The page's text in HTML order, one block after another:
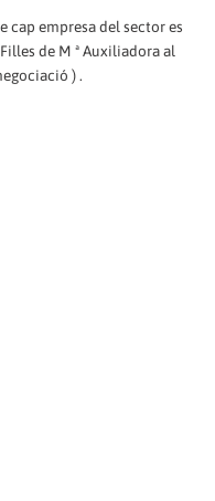
cap empresa del sector es
de M ª Auxiliadora al
) .